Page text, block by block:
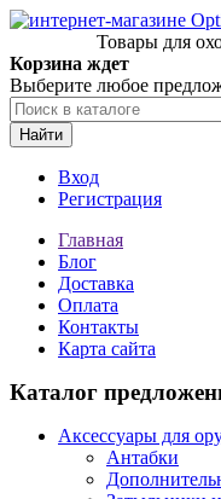
Товары для
Корзина ждет
Выберите любое
Найти
Вход
Регистрация
Главная
Блог
Доставка
Оплата
Контакты
Карта сайта
Каталог
Аксессуары для
Антабки